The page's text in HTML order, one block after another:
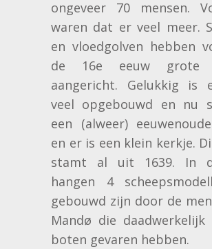
ongeveer 70 mensen.
waren dat er veel meer.
en vloedgolven hebben
de 16e eeuw grote
aangericht. Gelukkig is
veel opgebouwd en nu
een (alweer)
en er is een klein kerkje.
stamt al uit 1639. In
hangen 4
gebouwd zijn door de
Mandø die
boten gevaren hebben.